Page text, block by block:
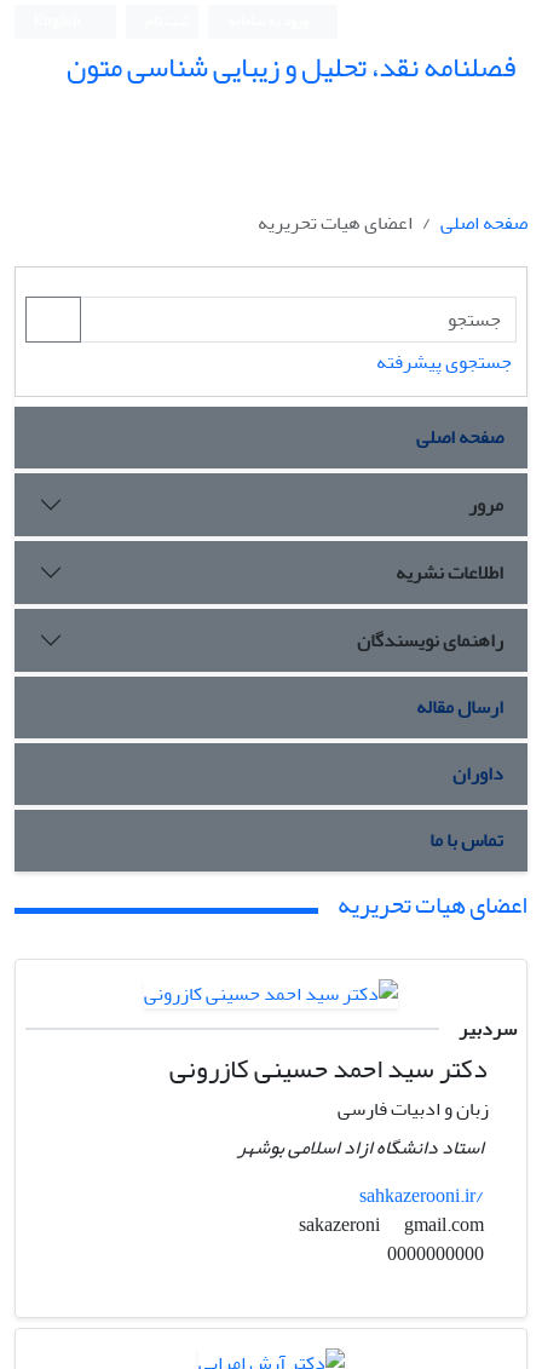
فصلنامه نقد، تحلیل و زیبایی شناسی متون
صفحه اصلی اعضای هیات تحریریه
جستجوی پیشرفته
صفحه اصلی
مرور
اطلاعات نشریه
راهنمای نویسندگان
ارسال مقاله
داوران
تماس با ما
اعضای هیات تحریریه
سردبیر
دکتر سید احمد حسینی کازرونی
زبان و ادبیات فارسی
استاد دانشگاه ازاد اسلامی بوشهر
sahkazerooni.ir/
gmail.com